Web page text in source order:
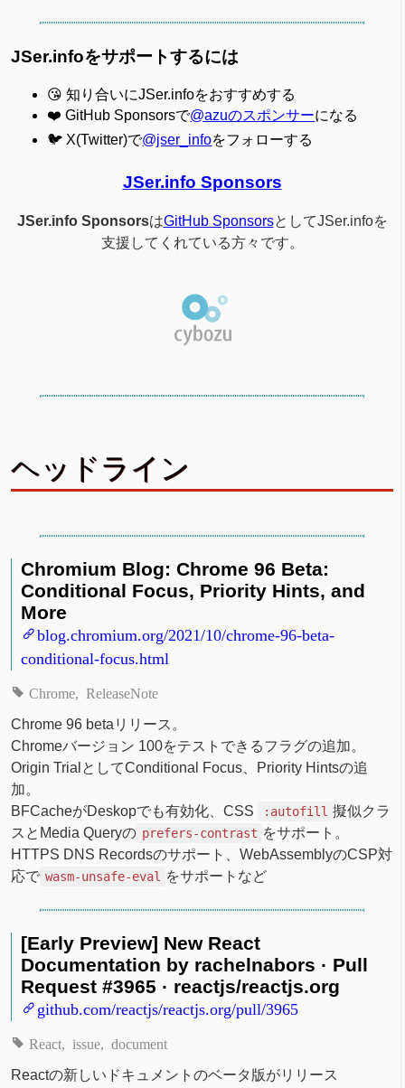
JSer.infoをサポートするには
😘 知り合いにJSer.infoをおすすめする
❤️ GitHub Sponsorsで@azuのスポンサーになる
🐦 X(Twitter)で@jser_infoをフォローする
JSer.info Sponsors
JSer.info SponsorsはGitHub SponsorsとしてJSer.infoを
支援してくれている方々です。
ヘッドライン
Chromium Blog: Chrome 96 Beta:
Conditional Focus, Priority Hints, and
More
blog.chromium.org/2021/10/chrome-96-beta-
conditional-focus.html
Chrome ReleaseNote
Chrome 96 betaリリース。
Chromeバージョン 100をテストできるフラグの追加。
Origin TrialとしてConditional Focus、Priority Hintsの追
加。
BFCacheがDeskopでも有効化、CSS
:autofill 擬似クラ
スとMedia Queryの prefers-contrast をサポート。
HTTPS DNS Recordsのサポート、WebAssemblyのCSP対
応で wasm-unsafe-eval をサポートなど
[Early Preview] New React
Documentation by rachelnabors · Pull
Request #3965 · reactjs/reactjs.org
github.com/reactjs/reactjs.org/pull/3965
React issue document
Reactの新しいドキュメントのベータ版がリリース